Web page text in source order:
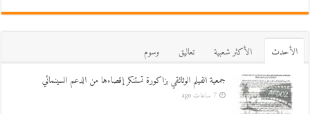
اﻷحدث اﻷكثر شعبية تعاليق
وسوم
جمعية الفيلم الوثائقي بزاكورة تستنكر إقصاءها من الدعم السينمائي
7 ساعات ago